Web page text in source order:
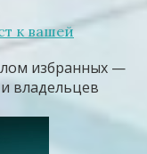
к вашей
избранных —
владельцев